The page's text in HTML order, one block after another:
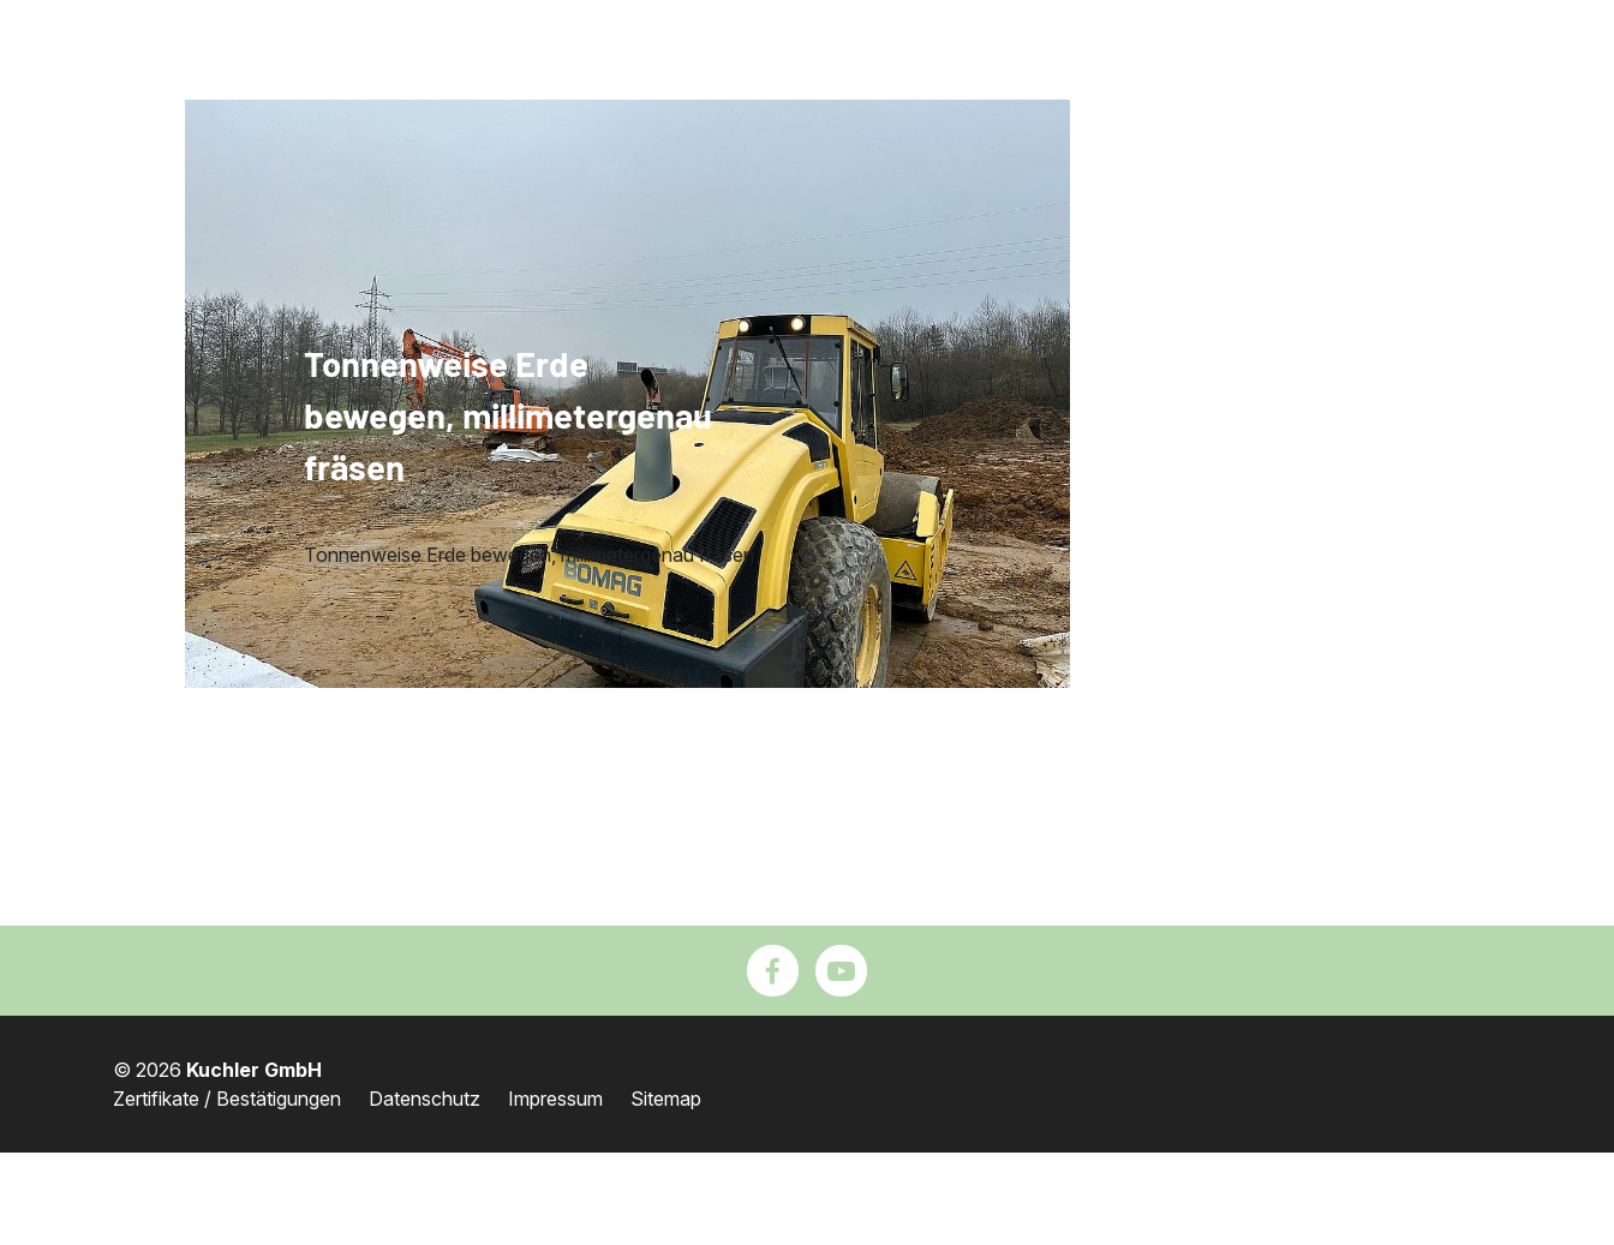
Tonnenweise Erde
bewegen, millimetergenau
fräsen
Tonnenweise Erde bewegen, millimetergenau fräsen
© 2026 Kuchler GmbH
Zertifikate / Bestätigungen
Datenschutz Impressum Sitemap